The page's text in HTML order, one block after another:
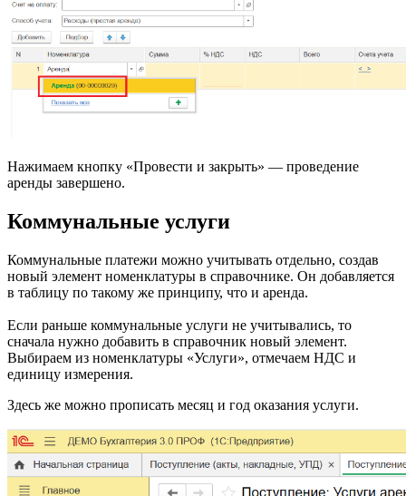
Нажимаем кнопку «Провести и закрыть» — проведение
аренды завершено.
Коммунальные услуги
Коммунальные платежи можно учитывать отдельно, создав
новый элемент номенклатуры в справочнике. Он добавляется
в таблицу по такому же принципу, что и аренда.
Если раньше коммунальные услуги не учитывались, то
сначала нужно добавить в справочник новый элемент.
Выбираем из номенклатуры «Услуги», отмечаем НДС и
единицу измерения.
Здесь же можно прописать месяц и год оказания услуги.